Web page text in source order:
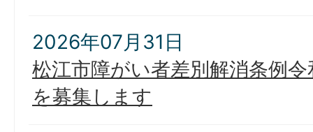
2026年07月31日
松江市障がい者差別解消条例
を募集します